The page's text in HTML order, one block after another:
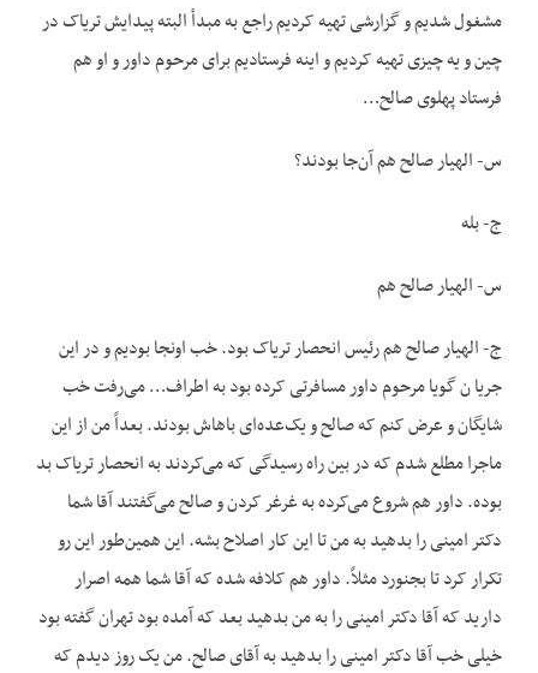
مشغول شدیم و گزارشی تهیه کردیم راجع به مبدأ البته پیدایش تریاک در
چین و یه چیزی تهیه کردیم و اینه فرستادیم برای مرحوم داور و او هم
فرستاد پهلوی صالح…
س- الهیار صالح هم آن‌جا بودند؟
ج- بله
س- الهیار صالح هم
ج- الهیار صالح هم رئیس انحصار تریاک بود. خب اونجا بودیم و در این
جریا ن گویا مرحوم داور مسافرتی کرده بود به اطراف… می‌رفت خب
شایگان و عرض کنم که صالح و یک‌عده‌ای باهاش بودند. بعداً من از این
ماجرا مطلع شدم که در بین راه رسیدگی که می‌کردند به انحصار تریاک بد
بوده. داور هم شروع می‌کرده به غرغر کردن و صالح می‌گفتند آقا شما
دکتر امینی را بدهید به من تا این کار اصلاح بشه. این همین‌طور این رو
تکرار کرد تا بجنورد مثلاً. داور هم کلافه شده که آقا شما همه اصرار
دارید که آقا دکتر امینی را به من بدهید بعد که آمده بود تهران گفته بود
خیلی خب آقا دکتر امینی را بدهید به آقای صالح. من یک روز دیدم که